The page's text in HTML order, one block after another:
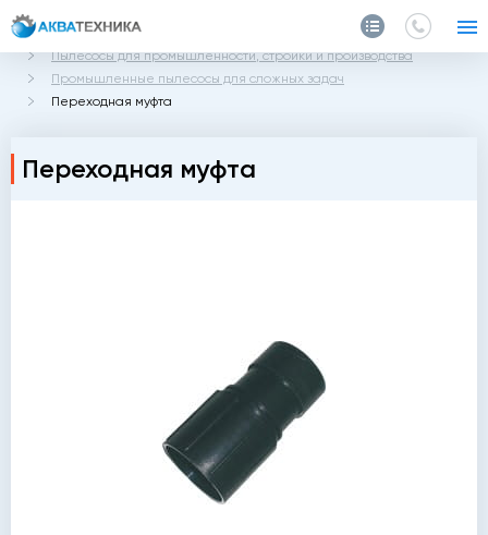
Главная
Каталог
Пылесосы для промышленности, стройки и производства
Промышленные пылесосы для сложных задач
Переходная муфта
Переходная муфта